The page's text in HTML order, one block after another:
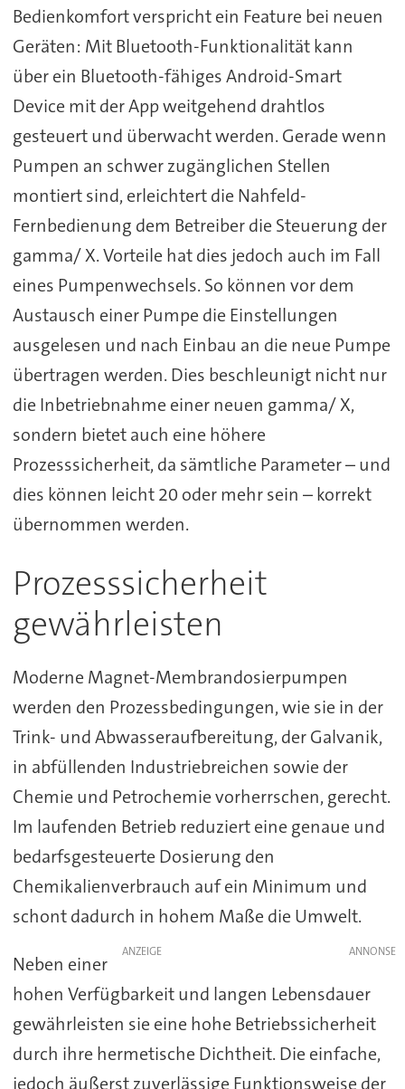
Bedienkomfort verspricht ein Feature bei neuen
Geräten: Mit Bluetooth-Funktionalität kann
über ein Bluetooth-fähiges Android-Smart
Device mit der App weitgehend drahtlos
gesteuert und überwacht werden. Gerade wenn
Pumpen an schwer zugänglichen Stellen
montiert sind, erleichtert die Nahfeld-
Fernbedienung dem Betreiber die Steuerung der
gamma/ X. Vorteile hat dies jedoch auch im Fall
eines Pumpenwechsels. So können vor dem
Austausch einer Pumpe die Einstellungen
ausgelesen und nach Einbau an die neue Pumpe
übertragen werden. Dies beschleunigt nicht nur
die Inbetriebnahme einer neuen gamma/ X,
sondern bietet auch eine höhere
Prozesssicherheit, da sämtliche Parameter – und
dies können leicht 20 oder mehr sein – korrekt
übernommen werden.
Prozesssicherheit
gewährleisten
Moderne Magnet-Membrandosierpumpen
werden den Prozessbedingungen, wie sie in der
Trink- und Abwasseraufbereitung, der Galvanik,
in abfüllenden Industriebreichen sowie der
Chemie und Petrochemie vorherrschen, gerecht.
Im laufenden Betrieb reduziert eine genaue und
bedarfsgesteuerte Dosierung den
Chemikalienverbrauch auf ein Minimum und
schont dadurch in hohem Maße die Umwelt.
ANZEIGE
Neben einer
hohen Verfügbarkeit und langen Lebensdauer
gewährleisten sie eine hohe Betriebssicherheit
durch ihre hermetische Dichtheit. Die einfache,
jedoch äußerst zuverlässige Funktionsweise der